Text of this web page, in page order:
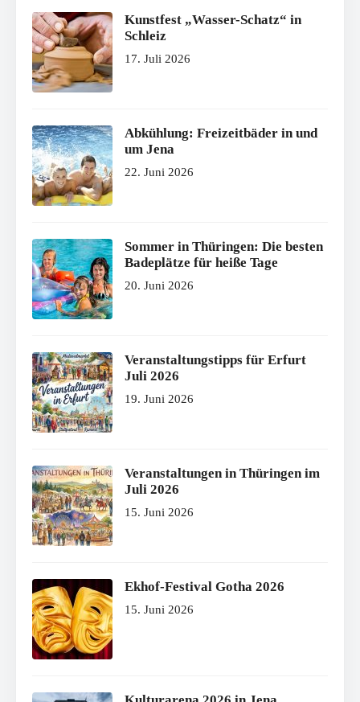
Kunstfest „Wasser-Schatz“ in
Schleiz
17. Juli 2026
Abkühlung: Freizeitbäder in und
um Jena
22. Juni 2026
Sommer in Thüringen: Die besten
Badeplätze für heiße Tage
20. Juni 2026
Veranstaltungstipps für Erfurt
Juli 2026
19. Juni 2026
Veranstaltungen in Thüringen im
Juli 2026
15. Juni 2026
Ekhof-Festival Gotha 2026
15. Juni 2026